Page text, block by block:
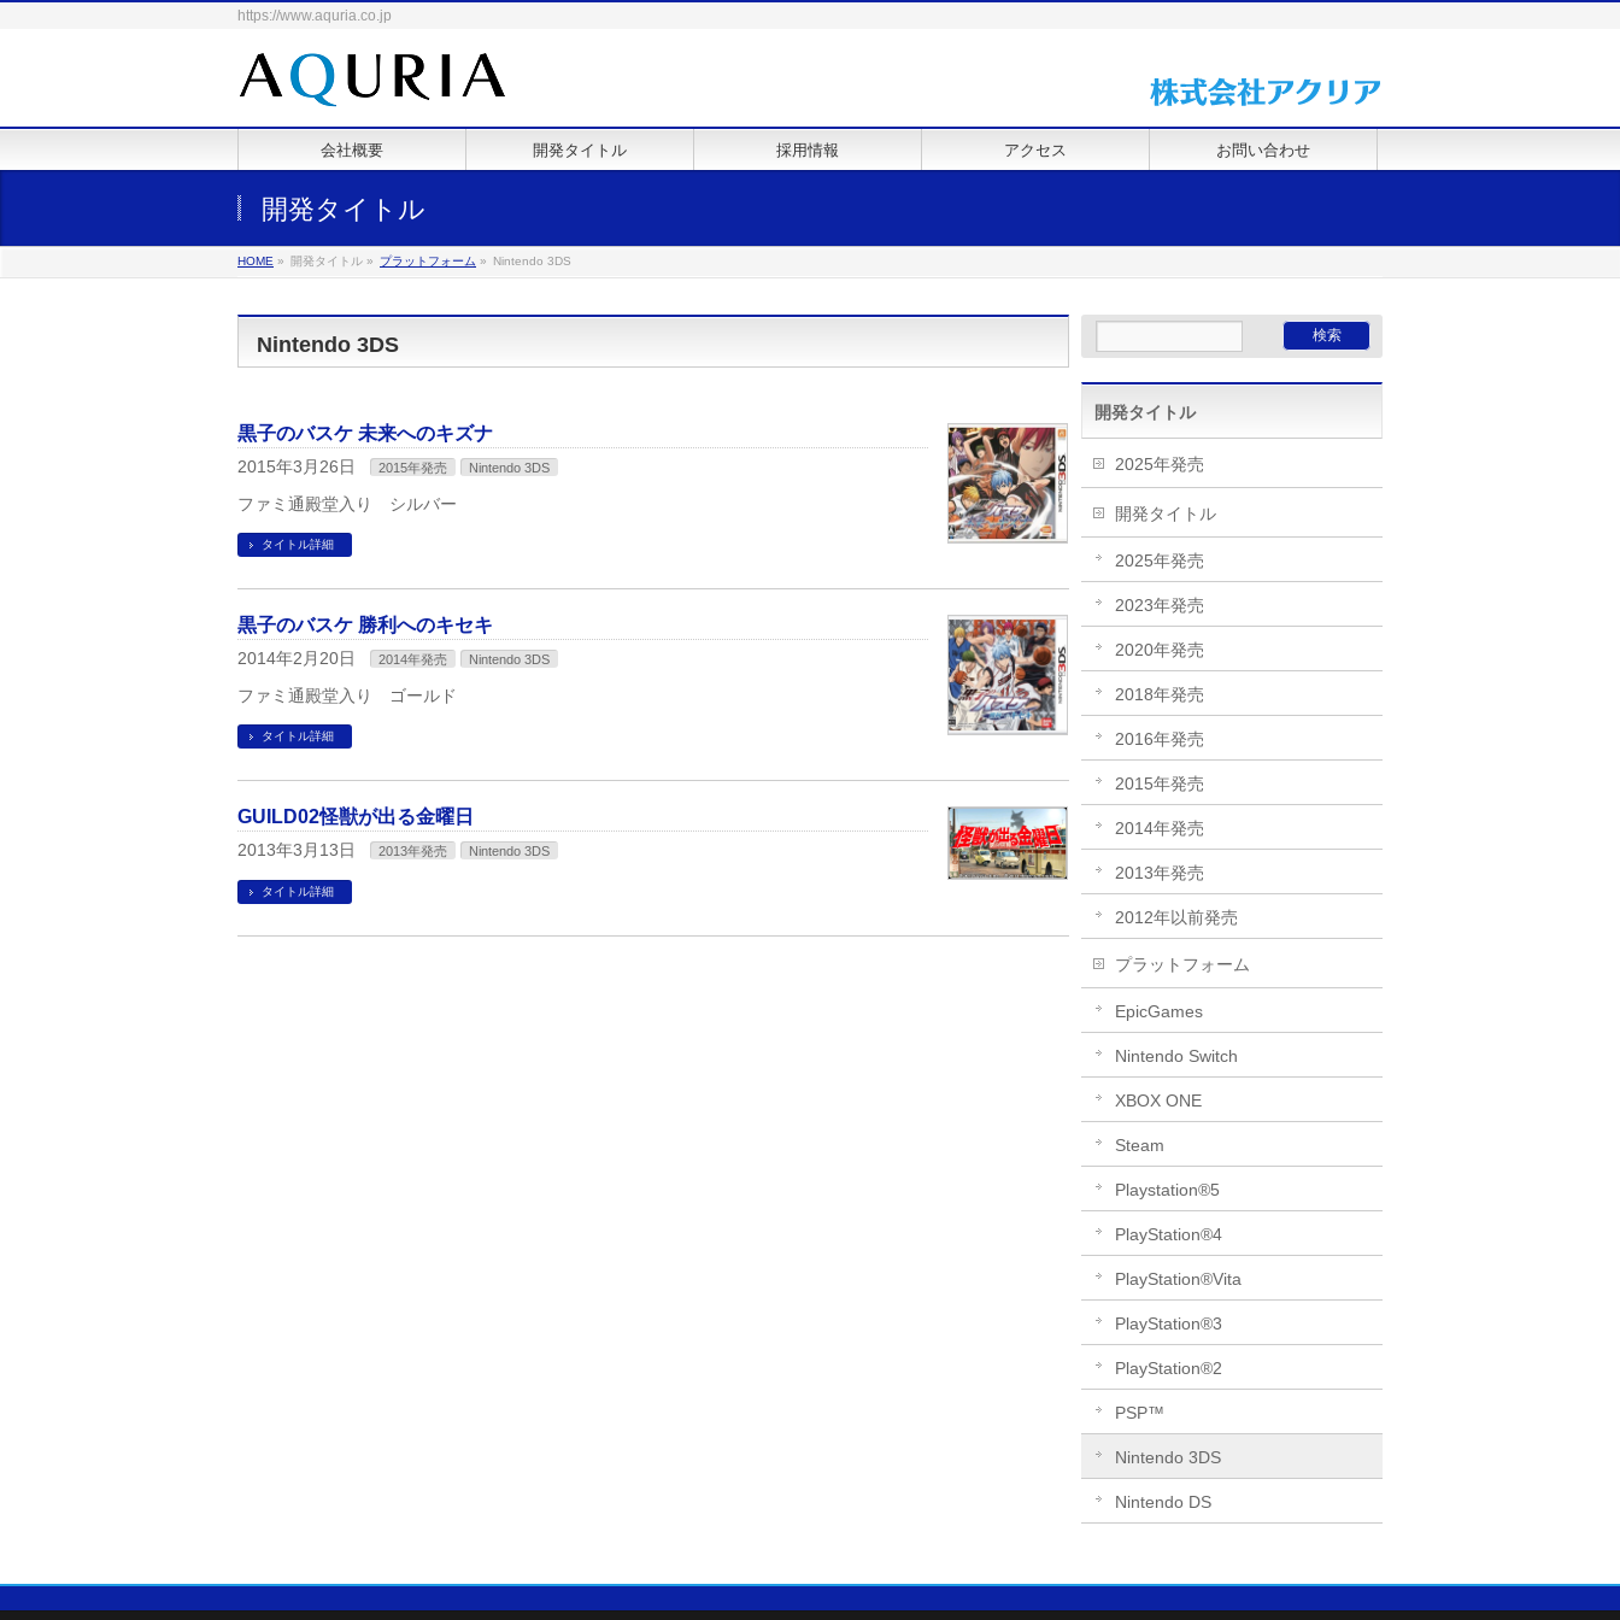
https://www.aquria.co.jp
会社概要 開発タイトル 採用情報 アクセス お問い合わせ
開発タイトル
HOME » 開発タイトル » プラットフォーム » Nintendo 3DS
Nintendo 3DS
黒子のバスケ 未来へのキズナ
2015年3月26日 2015年発売 Nintendo 3DS
ファミ通殿堂入り シルバー
タイトル詳細
黒子のバスケ 勝利へのキセキ
2014年2月20日 2014年発売 Nintendo 3DS
ファミ通殿堂入り ゴールド
タイトル詳細
GUILD02怪獣が出る金曜日
2013年3月13日 2013年発売 Nintendo 3DS
タイトル詳細
開発タイトル
2025年発売
開発タイトル
2025年発売
2023年発売
2020年発売
2018年発売
2016年発売
2015年発売
2014年発売
2013年発売
2012年以前発売
プラットフォーム
EpicGames
Nintendo Switch
XBOX ONE
Steam
Playstation®5
PlayStation®4
PlayStation®Vita
PlayStation®3
PlayStation®2
PSP™
Nintendo 3DS
Nintendo DS